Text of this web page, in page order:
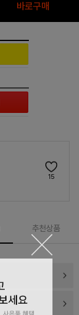
바로구매
15
추천상품